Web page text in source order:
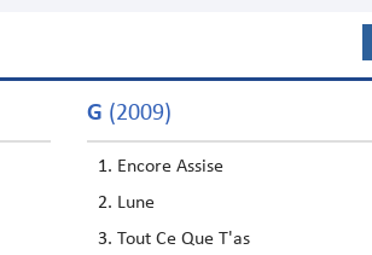
G (2009)
Encore Assise
Lune
Tout Ce Que T'as